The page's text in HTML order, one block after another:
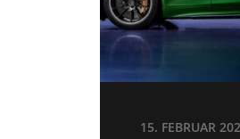
15. FEBRUAR